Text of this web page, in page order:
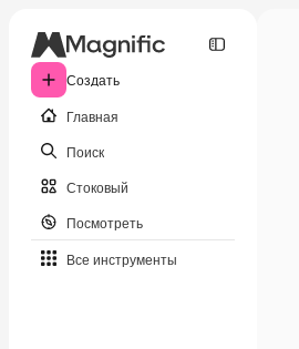
Создать
Главная
Поиск
Стоковый
Посмотреть
Все инструменты